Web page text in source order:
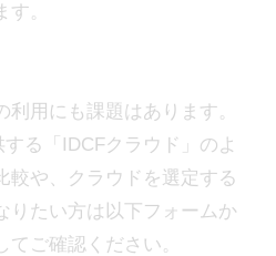
。
用にも課題はあります。
る「IDCFクラウド」のよ
較や、クラウドを選定する
りたい方は以下フォームか
ご確認ください。